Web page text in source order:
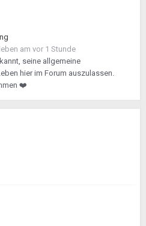
am vor 1 Stunde
seine allgemeine
hier im Forum auszulassen.
❤️